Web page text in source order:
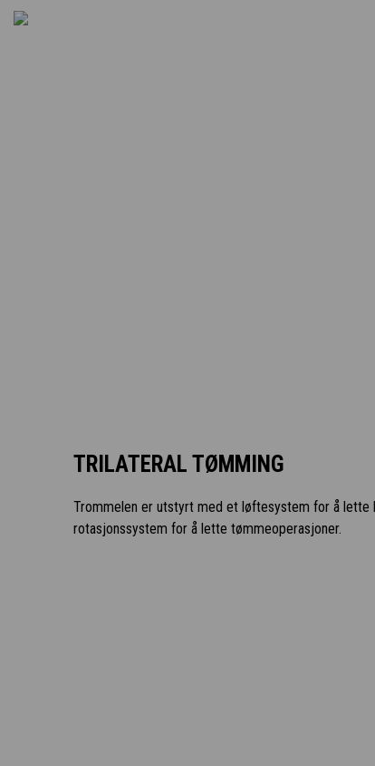
TRILATERAL TØMMING
Trommelen er utstyrt med et løftesystem for å lette
rotasjonssystem for å lette tømmeoperasjoner.